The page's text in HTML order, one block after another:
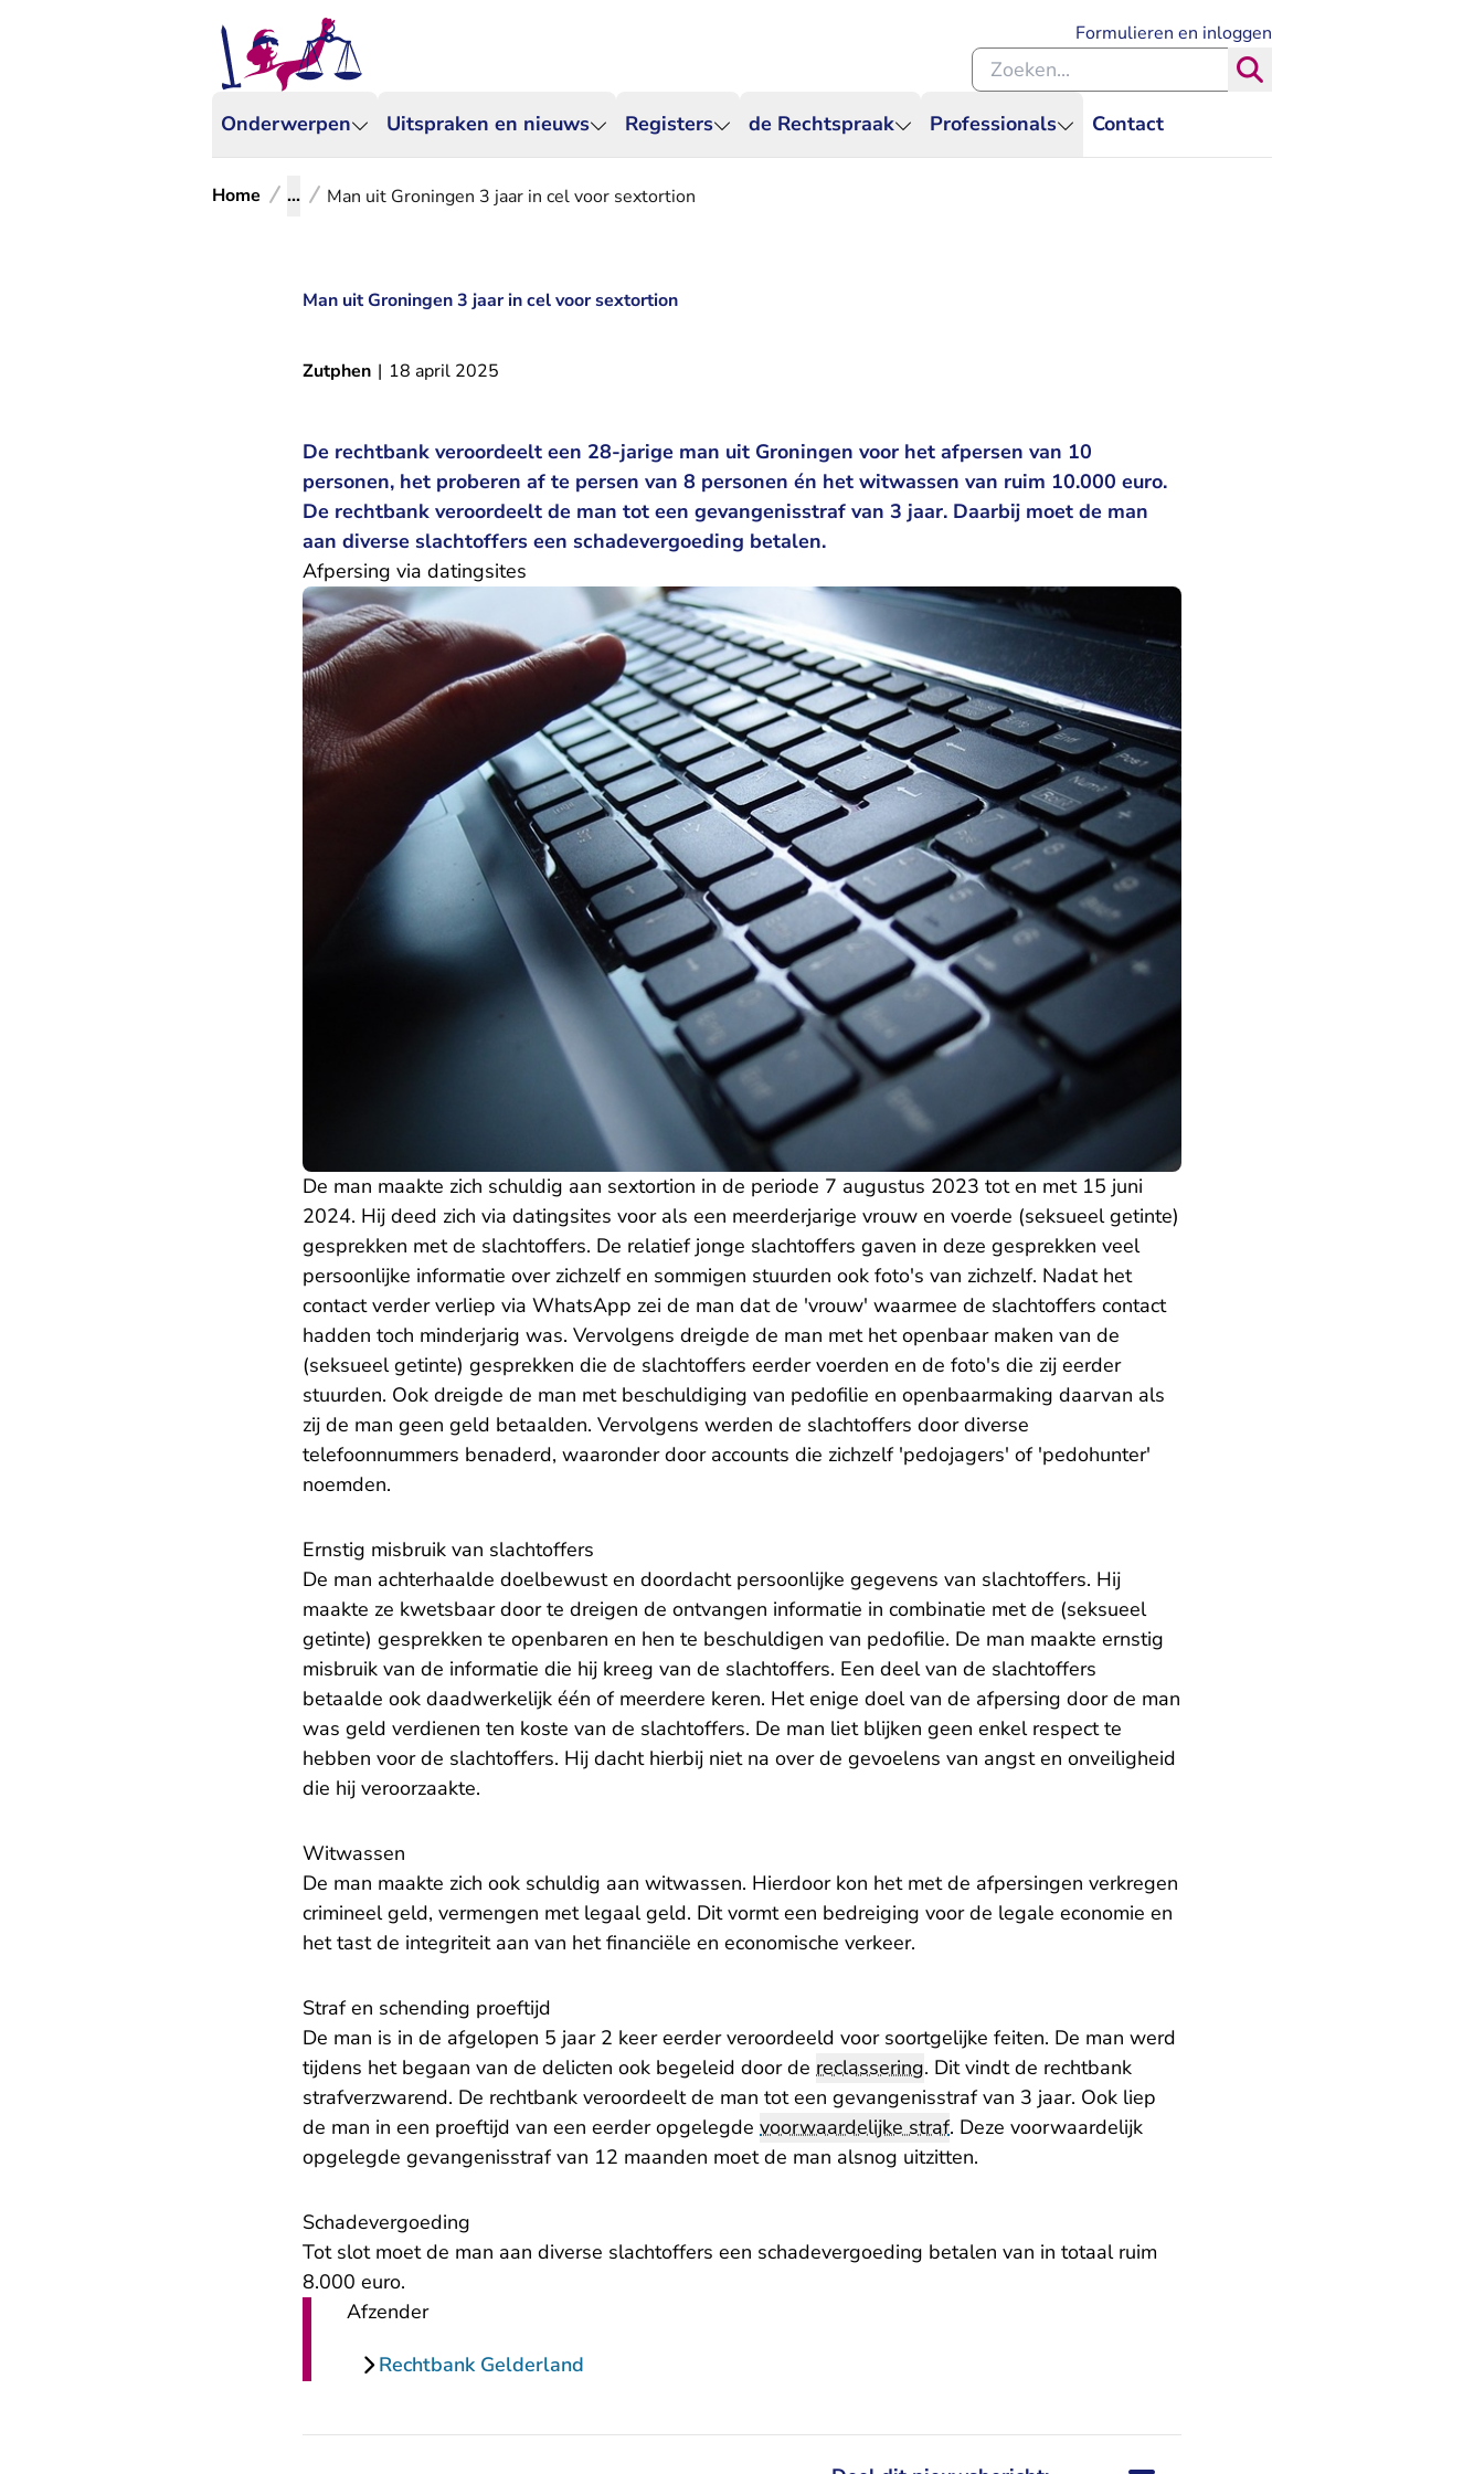
Onderwerpen Uitspraken en nieuws Registers de Rechtspraak Professionals Contact
Formulieren en inloggen
Zoeken binnen de Rechtspraak
Home ... Man uit Groningen 3 jaar in cel voor sextortion
Man uit Groningen 3 jaar in cel voor sextortion
Zutphen | 18 april 2025
De rechtbank veroordeelt een 28-jarige man uit Groningen voor het afpersen van 10
personen, het proberen af te persen van 8 personen én het witwassen van ruim 10.000 euro.
De rechtbank veroordeelt de man tot een gevangenisstraf van 3 jaar. Daarbij moet de man
aan diverse slachtoffers een schadevergoeding betalen.
Afpersing via datingsites
De man maakte zich schuldig aan sextortion in de periode 7 augustus 2023 tot en met 15 juni
2024. Hij deed zich via datingsites voor als een meerderjarige vrouw en voerde (seksueel getinte)
gesprekken met de slachtoffers. De relatief jonge slachtoffers gaven in deze gesprekken veel
persoonlijke informatie over zichzelf en sommigen stuurden ook foto's van zichzelf. Nadat het
contact verder verliep via WhatsApp zei de man dat de 'vrouw' waarmee de slachtoffers contact
hadden toch minderjarig was. Vervolgens dreigde de man met het openbaar maken van de
(seksueel getinte) gesprekken die de slachtoffers eerder voerden en de foto's die zij eerder
stuurden. Ook dreigde de man met beschuldiging van pedofilie en openbaarmaking daarvan als
zij de man geen geld betaalden. Vervolgens werden de slachtoffers door diverse
telefoonnummers benaderd, waaronder door accounts die zichzelf 'pedojagers' of 'pedohunter'
noemden.
Ernstig misbruik van slachtoffers
De man achterhaalde doelbewust en doordacht persoonlijke gegevens van slachtoffers. Hij
maakte ze kwetsbaar door te dreigen de ontvangen informatie in combinatie met de (seksueel
getinte) gesprekken te openbaren en hen te beschuldigen van pedofilie. De man maakte ernstig
misbruik van de informatie die hij kreeg van de slachtoffers. Een deel van de slachtoffers
betaalde ook daadwerkelijk één of meerdere keren. Het enige doel van de afpersing door de man
was geld verdienen ten koste van de slachtoffers. De man liet blijken geen enkel respect te
hebben voor de slachtoffers. Hij dacht hierbij niet na over de gevoelens van angst en onveiligheid
die hij veroorzaakte.
Witwassen
De man maakte zich ook schuldig aan witwassen. Hierdoor kon het met de afpersingen verkregen
crimineel geld, vermengen met legaal geld. Dit vormt een bedreiging voor de legale economie en
het tast de integriteit aan van het financiële en economische verkeer.
Straf en schending proeftijd
De man is in de afgelopen 5 jaar 2 keer eerder veroordeeld voor soortgelijke feiten. De man werd
tijdens het begaan van de delicten ook begeleid door de reclassering. Dit vindt de rechtbank
strafverzwarend. De rechtbank veroordeelt de man tot een gevangenisstraf van 3 jaar. Ook liep
de man in een proeftijd van een eerder opgelegde voorwaardelijke straf. Deze voorwaardelijk
opgelegde gevangenisstraf van 12 maanden moet de man alsnog uitzitten.
Schadevergoeding
Tot slot moet de man aan diverse slachtoffers een schadevergoeding betalen van in totaal ruim
8.000 euro.
Afzender
Rechtbank Gelderland